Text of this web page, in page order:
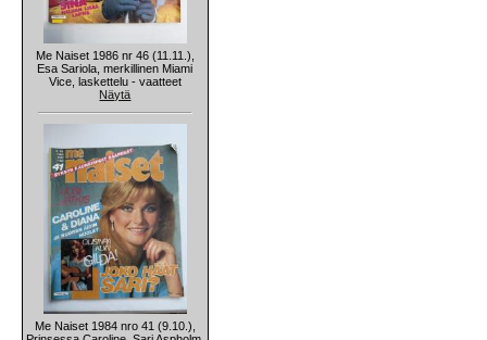
Me Naiset 1986 nr 46 (11.11.),
Esa Sariola, merkillinen Miami
Vice, laskettelu - vaatteet
Näytä
Me Naiset 1984 nro 41 (9.10.),